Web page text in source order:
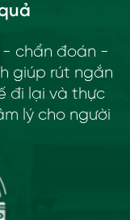
- chẩn đoán -
giúp rút ngắn
đi lại và thực
lý cho người